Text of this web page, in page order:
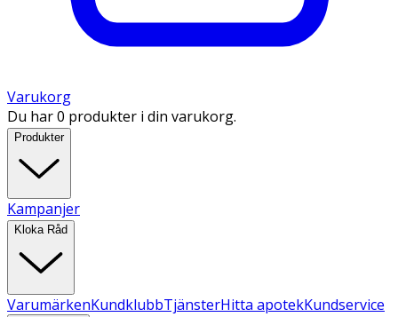
Varukorg
Du har 0 produkter i din varukorg.
Produkter
Kampanjer
Kloka Råd
VarumärkenKundklubbTjänsterHitta apotekKundservice